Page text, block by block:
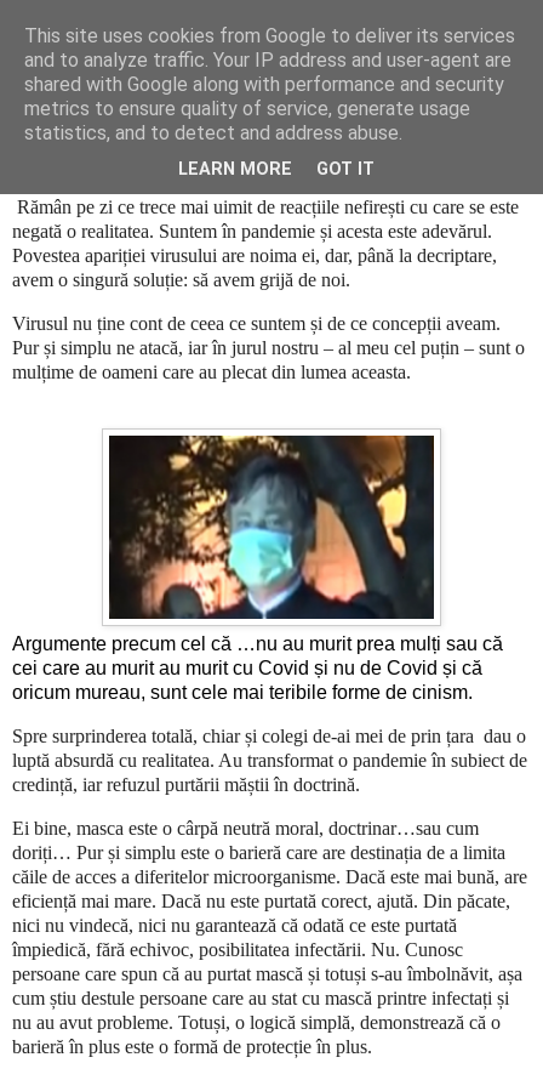
Cronici
De ce smintește masca?
Rămân pe zi ce trece mai uimit de reacțiile nefirești cu care se este
negată o realitatea. Suntem în pandemie și acesta este adevărul.
Povestea apariției virusului are noima ei, dar, până la decriptare,
avem o singură soluție: să avem grijă de noi.
Virusul nu ține cont de ceea ce suntem și de ce concepții aveam.
Pur și simplu ne atacă, iar în jurul nostru – al meu cel puțin – sunt o
mulțime de oameni care au plecat din lumea aceasta.
Argumente precum cel că …nu au murit prea mulți sau că
cei care au murit au murit cu Covid și nu de Covid și că
oricum mureau, sunt cele mai teribile forme de cinism.
Spre surprinderea totală, chiar și colegi de-ai mei de prin țara dau o
luptă absurdă cu realitatea. Au transformat o pandemie în subiect de
credință, iar refuzul purtării măștii în doctrină.
Ei bine, masca este o cârpă neutră moral, doctrinar…sau cum
doriți… Pur și simplu este o barieră care are destinația de a limita
căile de acces a diferitelor microorganisme. Dacă este mai bună, are
eficiență mai mare. Dacă nu este purtată corect, ajută. Din păcate,
nici nu vindecă, nici nu garantează că odată ce este purtată
împiedică, fără echivoc, posibilitatea infectării. Nu. Cunosc
persoane care spun că au purtat mască și totuși s-au îmbolnăvit, așa
cum știu destule persoane care au stat cu mască printre infectați și
nu au avut probleme. Totuși, o logică simplă, demonstrează că o
barieră în plus este o formă de protecție în plus.
This site uses cookies from Google to deliver its services
and to analyze traffic. Your IP address and user-agent are
shared with Google along with performance and security
metrics to ensure quality of service, generate usage
statistics, and to detect and address abuse.
LEARN MORE GOT IT